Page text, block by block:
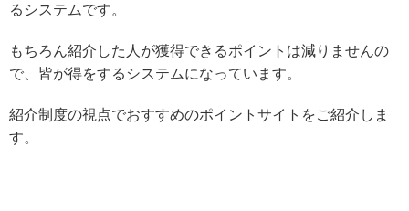
るシステムです。
もちろん紹介した人が獲得できるポイントは減りませんの
で、皆が得をするシステムになっています。
紹介制度の視点でおすすめのポイントサイトをご紹介しま
す。